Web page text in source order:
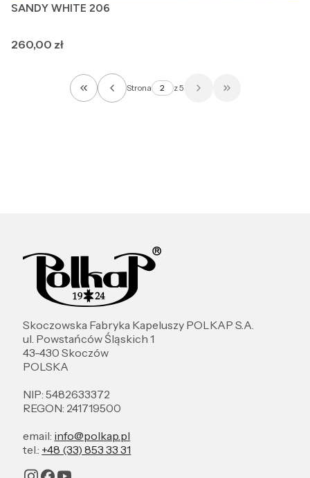
SANDY WHITE 206
Cena
260,00 zł
Wróć do pierwszej strony z produktami
Strona z 5 Przejdź do
Skoczowska Fabryka Kapeluszy POLKAP S.A.
ul. Powstańców Śląskich 1
43-430 Skoczów
POLSKA
NIP: 5482633372
REGON: 241719500
email: info@polkap.pl
tel.: +48 (33) 853 33 31